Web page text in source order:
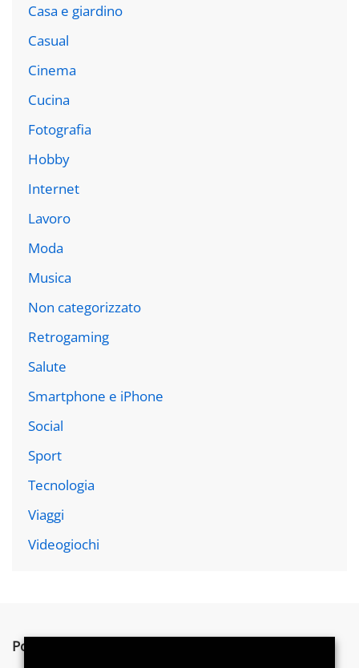
Casa e giardino
Casual
Cinema
Cucina
Fotografia
Hobby
Internet
Lavoro
Moda
Musica
Non categorizzato
Retrogaming
Salute
Smartphone e iPhone
Social
Sport
Tecnologia
Viaggi
Videogiochi
Postword.it